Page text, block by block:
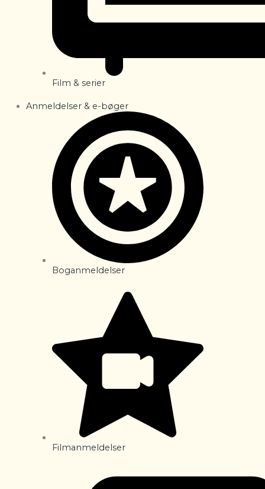
Film & serier
Anmeldelser & e-bøger
Boganmeldelser
Filmanmeldelser